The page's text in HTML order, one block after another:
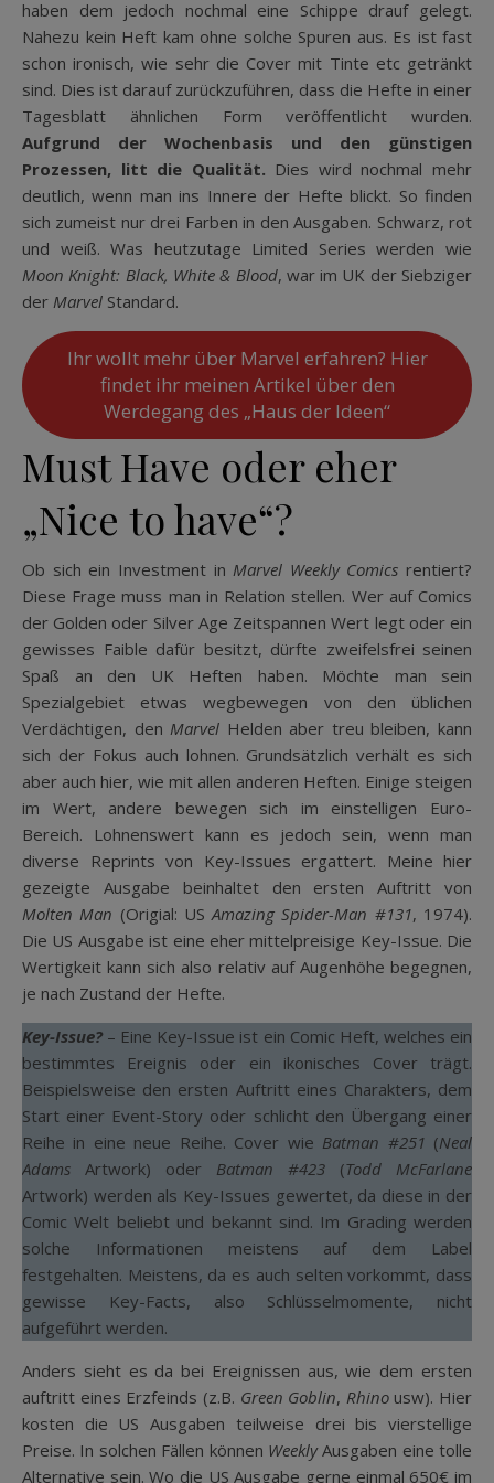
haben dem jedoch nochmal eine Schippe drauf gelegt.
Nahezu kein Heft kam ohne solche Spuren aus. Es ist fast
schon ironisch, wie sehr die Cover mit Tinte etc getränkt
sind. Dies ist darauf zurückzuführen, dass die Hefte in einer
Tagesblatt ähnlichen Form veröffentlicht wurden.
Aufgrund der Wochenbasis und den günstigen
Prozessen, litt die Qualität. Dies wird nochmal mehr
deutlich, wenn man ins Innere der Hefte blickt. So finden
sich zumeist nur drei Farben in den Ausgaben. Schwarz, rot
und weiß. Was heutzutage Limited Series werden wie
Moon Knight: Black, White & Blood, war im UK der Siebziger
der Marvel Standard.
Ihr wollt mehr über Marvel erfahren? Hier
findet ihr meinen Artikel über den
Werdegang des „Haus der Ideen“
Must Have oder eher
„Nice to have“?
Ob sich ein Investment in Marvel Weekly Comics rentiert?
Diese Frage muss man in Relation stellen. Wer auf Comics
der Golden oder Silver Age Zeitspannen Wert legt oder ein
gewisses Faible dafür besitzt, dürfte zweifelsfrei seinen
Spaß an den UK Heften haben. Möchte man sein
Spezialgebiet etwas wegbewegen von den üblichen
Verdächtigen, denMarvel Helden aber treu bleiben, kann
sich der Fokus auch lohnen. Grundsätzlich verhält es sich
aber auch hier, wie mit allen anderen Heften. Einige steigen
im Wert, andere bewegen sich im einstelligen Euro-
Bereich. Lohnenswert kann es jedoch sein, wenn man
diverse Reprints von Key-Issues ergattert. Meine hier
gezeigte Ausgabe beinhaltet den ersten Auftritt von
Molten Man (Origial: USAmazing Spider-Man #131, 1974).
Die US Ausgabe ist eine eher mittelpreisige Key-Issue. Die
Wertigkeit kann sich also relativ auf Augenhöhe begegnen,
je nach Zustand der Hefte.
Key-Issue? – Eine Key-Issue ist ein Comic Heft, welches ein
bestimmtes Ereignis oder ein ikonisches Cover trägt.
Beispielsweise den ersten Auftritt eines Charakters, dem
Start einer Event-Story oder schlicht den Übergang einer
Reihe in eine neue Reihe. Cover wie Batman #251 (Neal
Adams Artwork) oder Batman #423 (Todd McFarlane
Artwork) werden als Key-Issues gewertet, da diese in der
Comic Welt beliebt und bekannt sind. Im Grading werden
solche Informationen meistens auf dem Label
festgehalten. Meistens, da es auch selten vorkommt, dass
gewisse Key-Facts, also Schlüsselmomente, nicht
aufgeführt werden.
Anders sieht es da bei Ereignissen aus, wie dem ersten
auftritt eines Erzfeinds (z.B. Green Goblin, Rhinousw). Hier
kosten die US Ausgaben teilweise drei bis vierstellige
Preise. In solchen Fällen können WeeklyAusgaben eine tolle
Alternative sein. Wo die US Ausgabe gerne einmal 650€ im